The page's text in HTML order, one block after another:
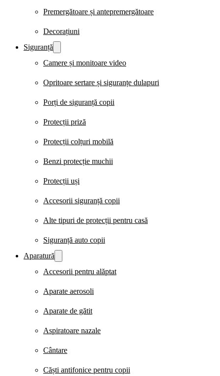
Premergătoare și antepremergătoare
Decorațiuni
Siguranță
Camere și monitoare video
Opritoare sertare și siguranțe dulapuri
Porți de siguranță copii
Protecții priză
Protecții colțuri mobilă
Benzi protecție muchii
Protecții uși
Accesorii siguranță copii
Alte tipuri de protecții pentru casă
Siguranță auto copii
Aparatură
Accesorii pentru alăptat
Aparate aerosoli
Aparate de gătit
Aspiratoare nazale
Cântare
Căști antifonice pentru copii